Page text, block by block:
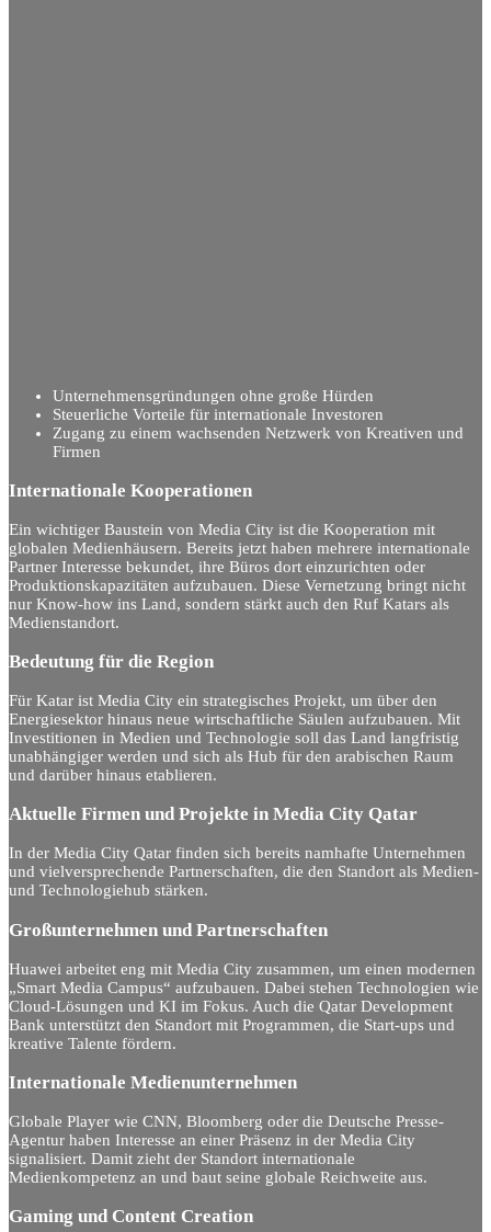
Unternehmensgründungen ohne große Hürden
Steuerliche Vorteile für internationale Investoren
Zugang zu einem wachsenden Netzwerk von Kreativen und
Firmen
Internationale Kooperationen
Ein wichtiger Baustein von Media City ist die Kooperation mit
globalen Medienhäusern. Bereits jetzt haben mehrere internationale
Partner Interesse bekundet, ihre Büros dort einzurichten oder
Produktionskapazitäten aufzubauen. Diese Vernetzung bringt nicht
nur Know-how ins Land, sondern stärkt auch den Ruf Katars als
Medienstandort.
Bedeutung für die Region
Für Katar ist Media City ein strategisches Projekt, um über den
Energiesektor hinaus neue wirtschaftliche Säulen aufzubauen. Mit
Investitionen in Medien und Technologie soll das Land langfristig
unabhängiger werden und sich als Hub für den arabischen Raum
und darüber hinaus etablieren.
Aktuelle Firmen und Projekte in Media City Qatar
In der Media City Qatar finden sich bereits namhafte Unternehmen
und vielversprechende Partnerschaften, die den Standort als Medien-
und Technologiehub stärken.
Großunternehmen und Partnerschaften
Huawei arbeitet eng mit Media City zusammen, um einen modernen
„Smart Media Campus“ aufzubauen. Dabei stehen Technologien wie
Cloud-Lösungen und KI im Fokus. Auch die Qatar Development
Bank unterstützt den Standort mit Programmen, die Start-ups und
kreative Talente fördern.
Internationale Medienunternehmen
Globale Player wie CNN, Bloomberg oder die Deutsche Presse-
Agentur haben Interesse an einer Präsenz in der Media City
signalisiert. Damit zieht der Standort internationale
Medienkompetenz an und baut seine globale Reichweite aus.
Gaming und Content Creation